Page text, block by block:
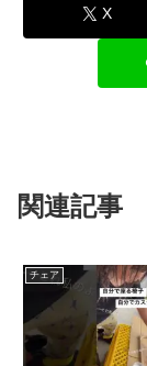
X
関連記事
チェア